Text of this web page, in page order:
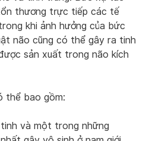
thương trực tiếp các tế
khi ảnh hưởng của bức
não cũng có thể gây ra tinh
sản xuất trong não kích
thể bao gồm:
và một trong những